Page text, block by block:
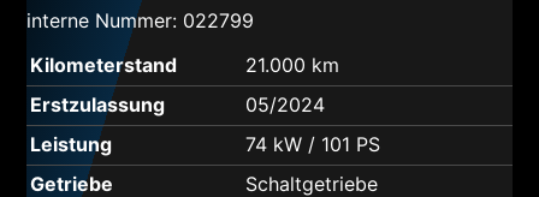
interne Nummer: 022799
Kilometerstand
21.000 km
Erstzulassung
05/2024
Leistung
74 kW / 101 PS
Getriebe
Schaltgetriebe